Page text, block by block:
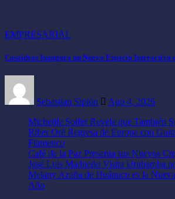
EMPRESARIAL
Casaideas Inaugura un Nuevo Espacio Interactivo
Sebastian Sipión
Ago 4, 2026
Micheille Soifer Revela que También
Riber Oré Regresa de Europa con
Flamenco
Café de la Paz Presenta sus Nuevos
José Luis Madueño Visita Urubamba
Melany Azaña de Huánuco es la
Año